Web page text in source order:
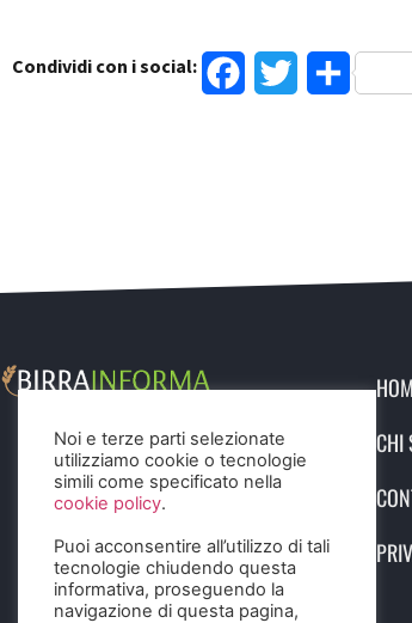
Condividi con i social: FacebookTwitterCondividi
CHI
Noi e terze parti selezionate
utilizziamo cookie o tecnologie
simili come specificato nella
cookie policy.
Puoi acconsentire all’utilizzo di tali
tecnologie chiudendo questa
informativa, proseguendo la
navigazione di questa pagina,